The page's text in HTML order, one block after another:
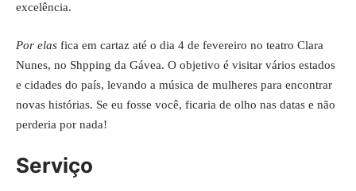
excelência.
Por elas fica em cartaz até o dia 4 de fevereiro no teatro Clara
Nunes, no Shpping da Gávea. O objetivo é visitar vários estados
e cidades do país, levando a música de mulheres para encontrar
novas histórias. Se eu fosse você, ficaria de olho nas datas e não
perderia por nada!
Serviço